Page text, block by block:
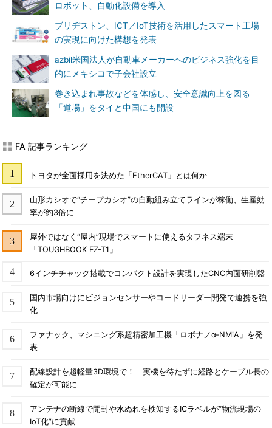
ロボット、自動化設備を導入
ブリヂストン、ICT／IoT技術を活用したスマート工場
の実現に向けた構想を発表
azbil米国法人が自動車メーカーへのビジネス強化を目
的にメキシコで子会社設立
巻き込まれ事故などを体感し、安全意識向上を図る
「道場」をタイと中国にも開設
FA 記事ランキング
トヨタが全面採用を決めた「EtherCAT」とは何か
山形カシオで“チープカシオ”の自動組み立てラインが稼働、生産効
率が約3倍に
屋外ではなく“屋内”現場でスマートに使えるタフネス端末
「TOUGHBOOK FZ-T1」
6インチチャック搭載でコンパクト設計を実現したCNC内面研削盤
国内市場向けにビジョンセンサーやコードリーダー開発で連携を強
化
ファナック、マシニング系超精密加工機「ロボナノα-NMiA」を発
表
配線設計を超軽量3D環境で！ 実機を待たずに経路とケーブル長の
確定が可能に
アンテナの断線で開封や水ぬれを検知するICラベルが“物流現場の
IoT化”に貢献